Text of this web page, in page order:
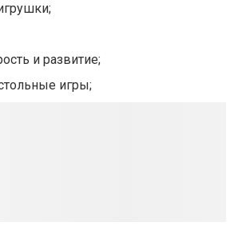
и развитие;
игры;